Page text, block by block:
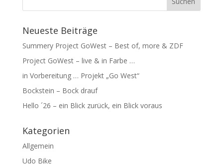
Neueste Beiträge
Summery Project GoWest – Best of, more & ZDF
Project GoWest – live & in Farbe …
in Vorbereitung … Projekt „Go West“
Bockstein – Bock drauf
Hello ´26 – ein Blick zurück, ein Blick voraus
Kategorien
Allgemein
Udo Bike